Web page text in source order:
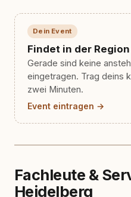
Dein Event
Findet in der
Gerade sind keine
eingetragen. Trag deins
zwei Minuten.
Event eintragen →
Fachleute &
Heidelberg